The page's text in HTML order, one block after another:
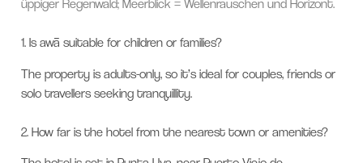
üppiger Regenwald; Meerblick = Wellenrauschen und Horizont.
1.Is awā suitable for children or families?
The property is adults-only, so it’s ideal for couples, friends or
solo travellers seeking tranquillity.
2.How far is the hotel from the nearest town or amenities?